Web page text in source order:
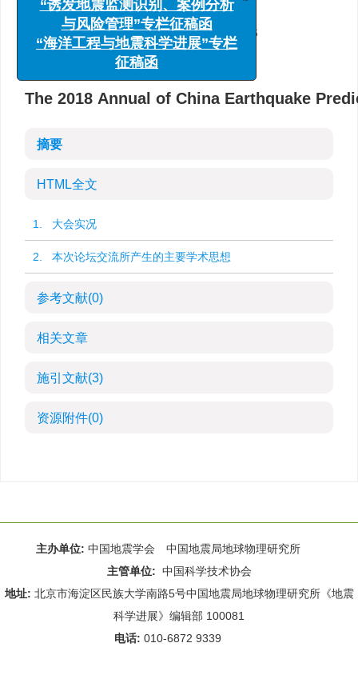
1.
中国地震台网中心，北京 100045
中国地震局地震预测研究所，北京 100036
The 2018 Annual of China Earthquake
摘要
HTML全文
1. 大会实况
2. 本次论坛交流所产生的主要学术思想
参考文献(0)
相关文章
施引文献(3)
资源附件(0)
主办单位: 中国地震学会 中国地震局地球物理研究所
主管单位: 中国科学技术协会
地址: 北京市海淀区民族大学南路5号中国地震局地球物理研究所《地震
科学进展》编辑部 100081
电话: 010-6872 9339
“诱发地震监测识别、案例分析
与风险管理”专栏征稿函
“海洋工程与地震科学进展”专栏
征稿函